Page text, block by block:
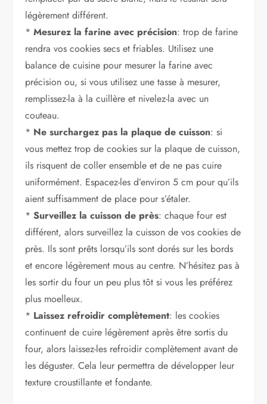
légèrement différent.
*Mesurez la farine avec précision: trop de farine
rendra vos cookies secs et friables. Utilisez une
balance de cuisine pour mesurer la farine avec
précision ou, si vous utilisez une tasse à mesurer,
remplissez-la à la cuillère et nivelez-la avec un
couteau.
* Ne surchargez pas la plaque de cuisson: si
vous mettez trop de cookies sur la plaque de cuisson,
ils risquent de coller ensemble et de ne pas cuire
uniformément. Espacez-les d’environ 5 cm pour qu’ils
aient suffisamment de place pour s’étaler.
*Surveillez la cuisson de près: chaque four est
différent, alors surveillez la cuisson de vos cookies de
près. Ils sont prêts lorsqu’ils sont dorés sur les bords
et encore légèrement mous au centre. N’hésitez pas à
les sortir du four un peu plus tôt si vous les préférez
plus moelleux.
* Laissez refroidir complètement: les cookies
continuent de cuire légèrement après être sortis du
four, alors laissez-les refroidir complètement avant de
les déguster. Cela leur permettra de développer leur
texture croustillante et fondante.